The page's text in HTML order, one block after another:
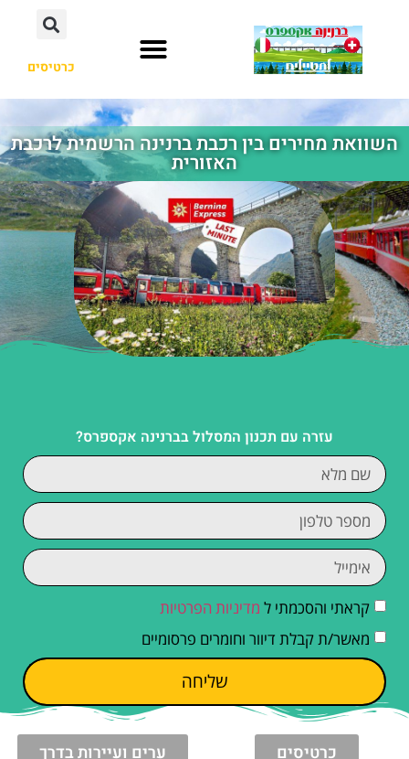
כרטיסים
השוואת מחירים בין רכבת ברנינה הרשמית לרכבת
האזורית
עזרה עם תכנון המסלול בברנינה אקספרס?
קראתי והסכמתי ל מדיניות הפרטיות
מאשר/ת קבלת דיוור וחומרים פרסומיים
שליחה
כרטיסים ערים ועיירות בדרך